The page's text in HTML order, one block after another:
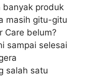
banyak produk
masih gitu-gitu
Care belum?
sampai selesai
salah satu